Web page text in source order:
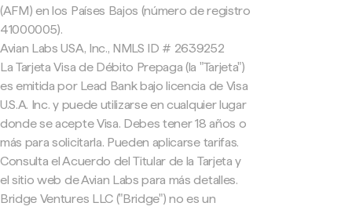
(AFM) en los Países Bajos (número de registro
41000005).
Avian Labs USA, Inc., NMLS ID # 2639252
La Tarjeta Visa de Débito Prepaga (la "Tarjeta")
es emitida por Lead Bank bajo licencia de Visa
U.S.A. Inc. y puede utilizarse en cualquier lugar
donde se acepte Visa. Debes tener 18 años o
más para solicitarla. Pueden aplicarse tarifas.
Consulta el Acuerdo del Titular de la Tarjeta y
el sitio web de Avian Labs para más detalles.
Bridge Ventures LLC ("Bridge") no es un